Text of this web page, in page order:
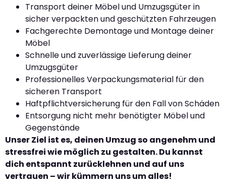
Transport deiner Möbel und Umzugsgüter in
sicher verpackten und geschützten Fahrzeugen
Fachgerechte Demontage und Montage deiner
Möbel
Schnelle und zuverlässige Lieferung deiner
Umzugsgüter
Professionelles Verpackungsmaterial für den
sicheren Transport
Haftpflichtversicherung für den Fall von Schäden
Entsorgung nicht mehr benötigter Möbel und
Gegenstände
Unser Ziel ist es, deinen Umzug so angenehm und
stressfrei wie möglich zu gestalten. Du kannst
dich entspannt zurücklehnen und auf uns
vertrauen – wir kümmern uns um alles!